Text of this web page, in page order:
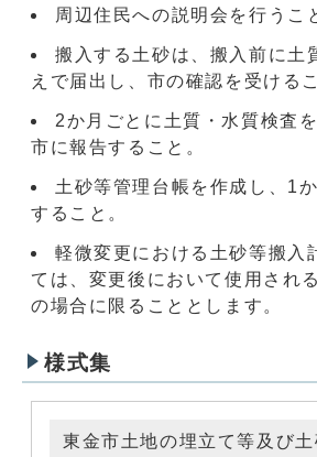
周辺住民への説明会を行うこ
搬入する土砂は、搬入前に土
えで届出し、市の確認を受ける
2か月ごとに土質・水質検査
市に報告すること。
土砂等管理台帳を作成し、1
すること。
軽微変更における土砂等搬入
ては、変更後において使用され
の場合に限ることとします。
様式集
東金市土地の埋立て等及び